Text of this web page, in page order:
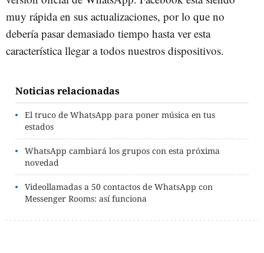
muy rápida en sus actualizaciones, por lo que no
debería pasar demasiado tiempo hasta ver esta
característica llegar a todos nuestros dispositivos.
Noticias relacionadas
El truco de WhatsApp para poner música en tus
estados
WhatsApp cambiará los grupos con esta próxima
novedad
Videollamadas a 50 contactos de WhatsApp con
Messenger Rooms: así funciona